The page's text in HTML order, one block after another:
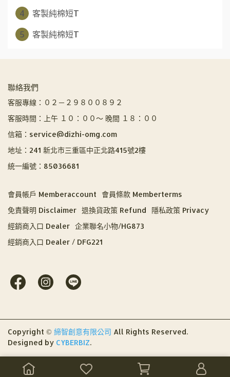
4
客製純棉短T
5
客製純棉短T
聯絡我們
客服專線：０２－２９８００８９２
客服時間：上午 １０：００～ 晚間 １８：００
信箱：service@dizhi-omg.com
地址：241 新北市三重區中正北路415號2樓
統一編號：85036681
會員帳戶 Memberaccount
會員條款 Memberterms
免責聲明 Disclaimer 退換貨政策 Refund
隱私政策 Privacy
經銷商入口 Dealer 企業聯名小物/HG873
經銷商入口 Dealer / DFG221
Copyright © 締智創意有限公司 All Rights Reserved.
Designed by CYBERBIZ.